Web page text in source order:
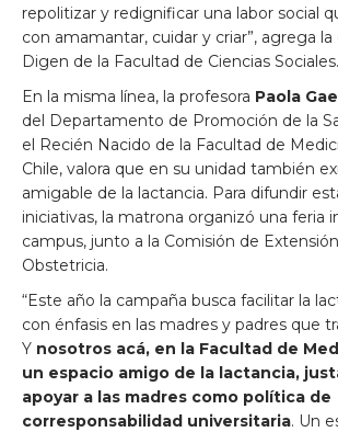
repolitizar y redignificar una labor social
con amamantar, cuidar y criar”, agrega
Digen de la Facultad de Ciencias Sociales.
En la misma línea, la profesora Paola
del Departamento de Promoción de la
el Recién Nacido de la Facultad de
Chile, valora que en su unidad también
amigable de la lactancia. Para difundir
iniciativas, la matrona organizó una feria
campus, junto a la Comisión de
Obstetricia.
“Este año la campaña busca facilitar la
con énfasis en las madres y padres que
Y nosotros acá, en la Facultad de
un espacio amigo de la lactancia,
apoyar a las madres como política de
corresponsabilidad universitaria. Un